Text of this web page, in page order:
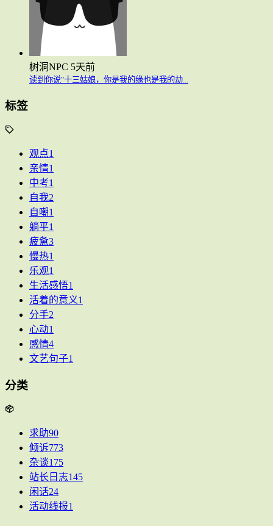
树洞NPC 5天前
读到你说"十三姑娘，你是我的缘也是我的劫...
标签
观点1
亲情1
中考1
自我2
自嘲1
躺平1
疲惫3
慢热1
乐观1
生活感悟1
活着的意义1
分手2
心动1
感情4
文艺句子1
分类
求助90
倾诉773
杂谈175
站长日志145
闲话24
活动线报1